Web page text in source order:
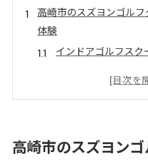
高崎市のスズヨンゴル
体験
インドアゴルフス
高崎のインドアゴ
探る
高崎市のスズヨン